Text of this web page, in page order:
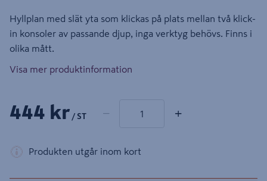
Hyllplan med slät yta som klickas på plats mellan två klick-
in konsoler av passande djup, inga verktyg behövs. Finns i
olika mått.
Visa mer produktinformation
444 kr / ST − +
Produkten utgår inom kort